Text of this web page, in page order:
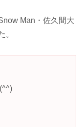
Man・佐久間大
。